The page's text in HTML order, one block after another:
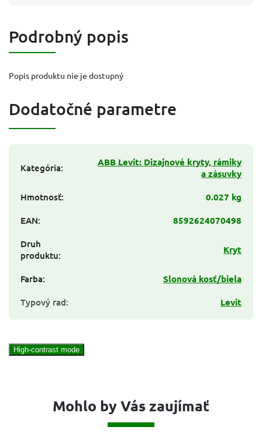
Podrobný popis
Popis produktu nie je dostupný
Dodatočné parametre
Kategória:
ABB Levit: Dizajnové kryty, rámiky
a zásuvky
Hmotnosť:
0.027 kg
EAN:
8592624070498
Druh
produktu: Kryt
Farba:
Slonová kosť/biela
Typový rad: Levit
High-contrast mode
Mohlo by Vás zaujímať